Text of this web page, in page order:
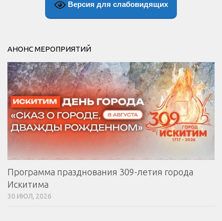
Версия для слабовидящих
АНОНС МЕРОПРИЯТИЙ
Программа празднования 309-летия города
Искитима
30 ИЮЛ, 2026